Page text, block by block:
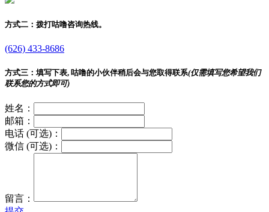
方式二： 拨打咕噜咨询热线。
(626) 433-8686
方式三： 填写下表, 咕噜的小伙伴稍后会与您取得联系(仅需填写您希望我们
联系您的方式即可)
姓名：
邮箱：
电话 (可选)：
微信 (可选)：
留言：